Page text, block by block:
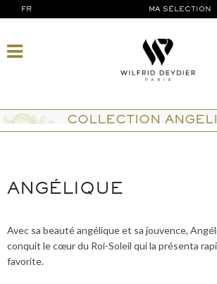
FR MA SÉLECTION
COLLECTION
ANGÉLIQUE
Avec sa beauté angélique et sa jouvence,
conquit le cœur du Roi-Soleil qui la présenta
favorite.